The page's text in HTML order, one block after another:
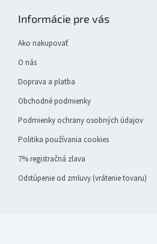
Informácie pre vás
Ako nakupovať
O nás
Doprava a platba
Obchodné podmienky
Podmienky ochrany osobných údajov
Politika používania cookies
7% registračná zlava
Odstúpenie od zmluvy (vrátenie tovaru)